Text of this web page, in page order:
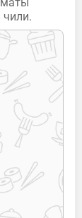
чили.